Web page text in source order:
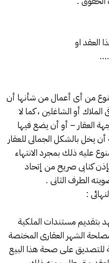
العقد او
من أى أعمال من شأنها أن
الملاك أو الشاغلين ، كما لا
العقار – أو أن يضع فيها
يخل بالشكل الجمالى للعقار
عليه ذلك بمجرد الانتهاء
كتابى صريح من إتحاد
الطرف الثانى .
:
بتقديم مستندات الملكية
مصلحة الشهر العقارى المختصة
للتصديق على صحة هذا البيع